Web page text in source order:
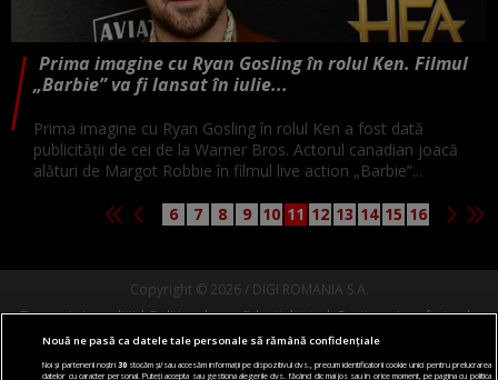
Prima imagine cu Ryan Gosling în rolul Ken. Filmul
„Barbie” va fi lansat în iulie...
Prima imagine cu Ryan Gosling în rolul Ken a fost dată
publicității de cei de la Warner Bros. Actorul canadian joacă
alături de Margot Robbie în filmul live action „Barbie”...
6 7 8 9 10 11 12 13 14 15 16
Copyright © 2026 / DIGI ROMANIA S.A.
Termeni si conditii
Politica de confidentialitate
Gestionați preferințele
Comunicate de presă
Abonare Digi TV Contact/Info
Nouă ne pasă ca datele tale personale să rămână confidențiale
Noi și partenerii noștri30stocăm și/sau accesăm informații pe dispozitivul dvs., precum identificatorii cookie unici pentru prelucrarea
datelor cu caracter personal. Puteți accepta sau gestiona alegerile dvs. făcând clic mai jos sau în orice moment, pe pagina cu politica